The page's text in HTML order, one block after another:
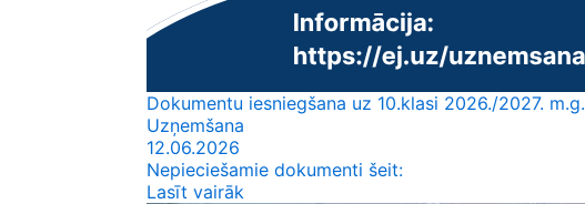
Dokumentu iesniegšana uz 10.klasi 2026./2027. m.g.
Uzņemšana
12.06.2026
Nepieciešamie dokumenti šeit:
Lasīt vairāk